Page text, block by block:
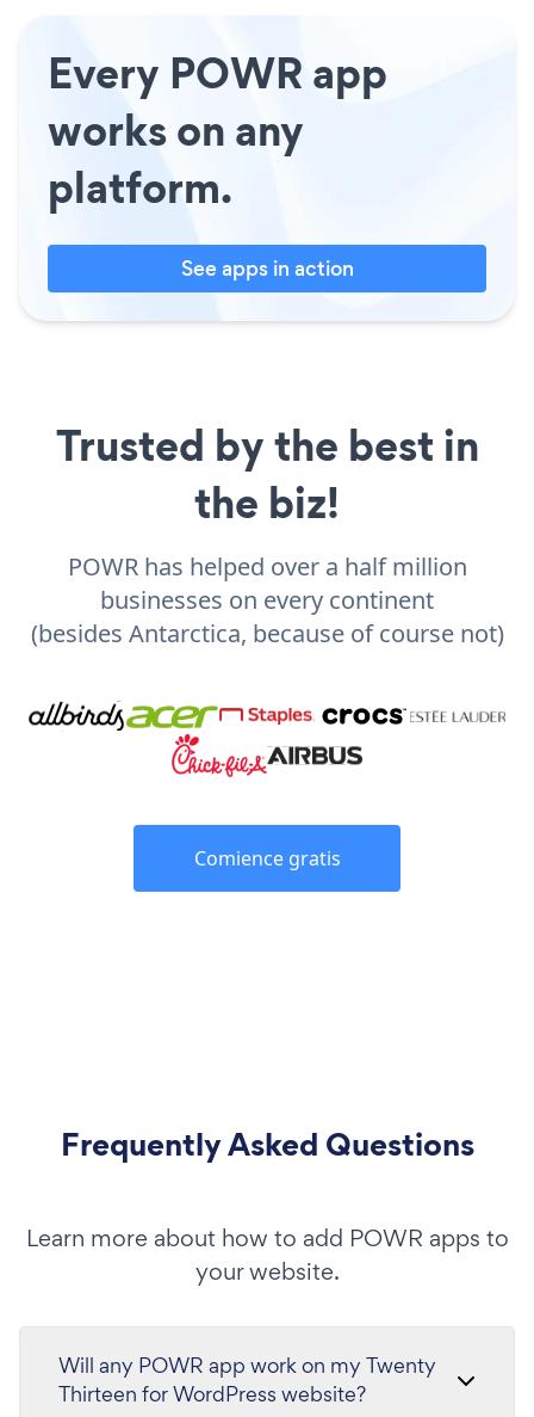
Every POWR app
works on any
platform.
See apps in action
Trusted by the best in
the biz!
POWR has helped over a half million
businesses on every continent
(besides Antarctica, because of course not)
Comience gratis
Frequently Asked Questions
Learn more about how to add POWR apps to
your website.
Will any POWR app work on my Twenty
Thirteen for WordPress website?